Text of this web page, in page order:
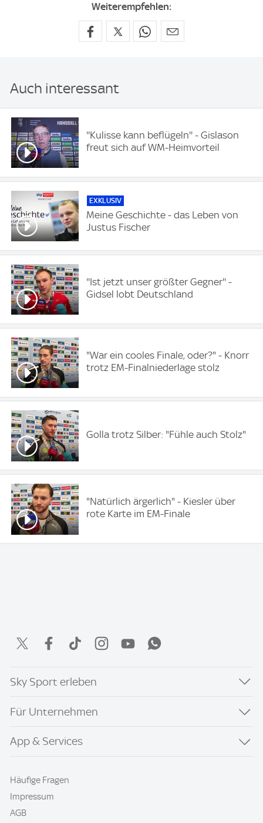
Weiterempfehlen:
Auch interessant
''Kulisse kann beflügeln'' - Gislason
freut sich auf WM-Heimvorteil
EXKLUSIV
Meine Geschichte - das Leben von
Justus Fischer
''Ist jetzt unser größter Gegner'' -
Gidsel lobt Deutschland
"War ein cooles Finale, oder?" - Knorr
trotz EM-Finalniederlage stolz
Golla trotz Silber: "Fühle auch Stolz"
"Natürlich ärgerlich" - Kiesler über
rote Karte im EM-Finale
Sky Sport erleben
Für Unternehmen
App & Services
Häufige Fragen
Impressum
AGB